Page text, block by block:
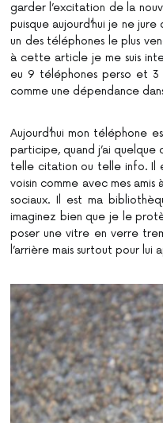
garder l’excitation de la
puisque aujourd’hui je ne
un des téléphones le plus
à cette article je me suis
eu 9 téléphones perso et 3
comme une dépendance dans
Aujourd’hui mon téléphone
participe, quand j’ai quelque
telle citation ou telle info. Il
voisin comme avec mes amis
sociaux. Il est ma
imaginez bien que je le
poser une vitre en verre
l’arrière mais surtout pour